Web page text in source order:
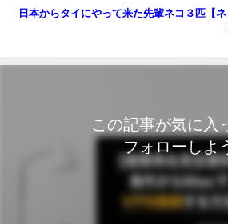
日本からタイにやって来た先輩ネコ３匹【
この記事が気に入
フォローしよ